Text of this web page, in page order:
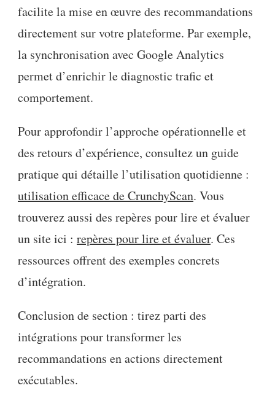
facilite la mise en œuvre des recommandations
directement sur votre plateforme. Par exemple,
la synchronisation avec Google Analytics
permet d’enrichir le diagnostic trafic et
comportement.
Pour approfondir l’approche opérationnelle et
des retours d’expérience, consultez un guide
pratique qui détaille l’utilisation quotidienne :
utilisation efficace de CrunchyScan. Vous
trouverez aussi des repères pour lire et évaluer
un site ici : repères pour lire et évaluer. Ces
ressources offrent des exemples concrets
d’intégration.
Conclusion de section : tirez parti des
intégrations pour transformer les
recommandations en actions directement
exécutables.